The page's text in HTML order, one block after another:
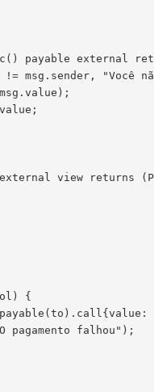
payable external
msg.sender, "Você não
view returns
{
pagamento falhou");